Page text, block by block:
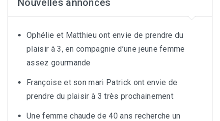
Nouvelles annonces
Ophélie et Matthieu ont envie de prendre du
plaisir à 3, en compagnie d’une jeune femme
assez gourmande
Françoise et son mari Patrick ont envie de
prendre du plaisir à 3 très prochainement
Une femme chaude de 40 ans recherche un